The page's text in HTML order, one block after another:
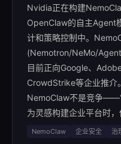
Nvidia正在构建
OpenClaw的自主Agent
计和策略控制中。
(Nemotron/NeMo/Agent
目前正向Google、
CrowdStrike等企业推介。
NemoClaw不是竞争——
为灵感构建企业平台时，
NemoClaw 企业安全 治